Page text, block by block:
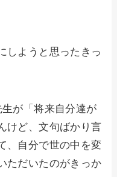
しようと思ったきっ
生が「将来自分達が
けど、文句ばかり言
、自分で世の中を変
ただいたのがきっか